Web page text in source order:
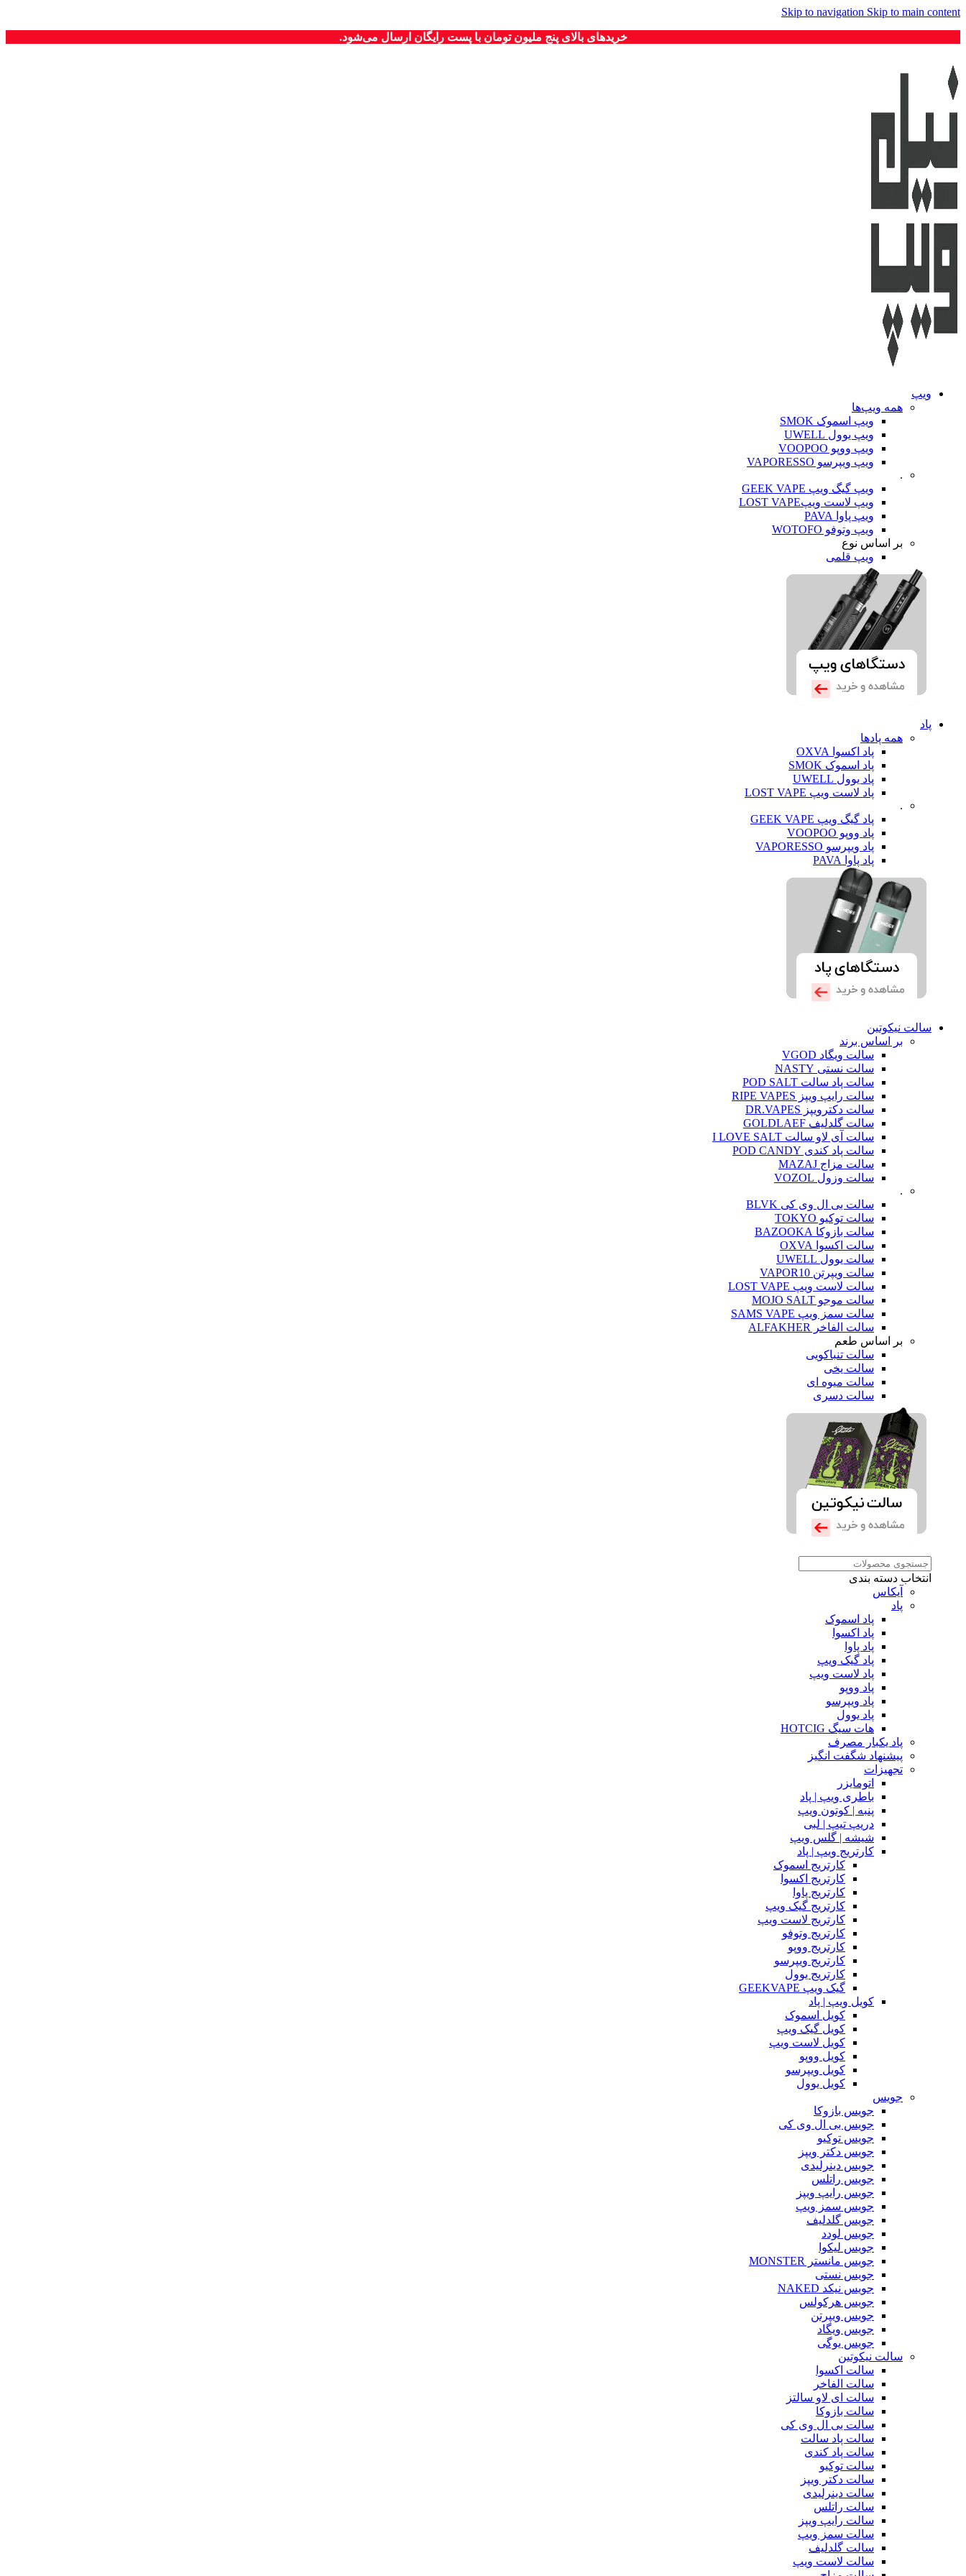
Skip to navigation Skip to main content
خریدهای بالای پنج ملیون تومان با پست رایگان ارسال می‌شود.
ویپ‌
همه ویپ‌ها
ویپ اسموک SMOK
ویپ یوول UWELL
ویپ ووپو VOOPOO
ویپ ویپرسو VAPORESSO
.
ویپ گیگ ویپ GEEK VAPE
ویپ لاست ویپLOST VAPE
ویپ پاوا PAVA
ویپ وتوفو WOTOFO
بر اساس نوع
ویپ قلمی
پاد
همه پادها
پاد اکسوا OXVA
پاد اسموک SMOK
پاد یوول UWELL
پاد لاست ویپ LOST VAPE
.
پاد گیگ ویپ GEEK VAPE
پاد ووپو VOOPOO
پاد ویپرسو VAPORESSO
پاد پاوا PAVA
سالت نیکوتین
بر اساس برند
سالت ویگاد VGOD
سالت نستی NASTY
سالت پاد سالت POD SALT
سالت رایپ ویپز RIPE VAPES
سالت دکترویپز DR.VAPES
سالت گلدلیف GOLDLAEF
سالت آی لاو سالت I LOVE SALT
سالت پاد کندی POD CANDY
سالت مزاج MAZAJ
سالت وزول VOZOL
.
سالت بی ال وی کی BLVK
سالت توکیو TOKYO
سالت بازوکا BAZOOKA
سالت اکسوا OXVA
سالت یوول UWELL
سالت ویپرتن VAPOR10
سالت لاست ویپ LOST VAPE
سالت موجو MOJO SALT
سالت سمز ویپ SAMS VAPE
سالت الفاخر ALFAKHER
بر اساس طعم
سالت تنباکویی
سالت یخی
سالت میوه ای
سالت دسری
انتخاب دسته بندی
آیکاس
پاد
پاد اسموک
پاد اکسوا
پاد پاوا
پاد گیک ویپ
پاد لاست ویپ
پاد ووپو
پاد ویپرسو
پاد یوول
هات سیگ HOTCIG
پاد یکبار مصرف
پیشنهاد شگفت انگیز
تجهیزات
اتومایزر
باطری ویپ | پاد
پنبه | کوتون ویپ
دریپ تیپ | لبی
شیشه | گلس ویپ
کارتریج ویپ | پاد
کارتریج اسموک
کارتریج اکسوا
کارتریج پاوا
کارتریج گیک ویپ
کارتریج لاست ویپ
کارتریج وتوفو
کارتریج ووپو
کارتریج ویپرسو
کارتریج یوول
گیک ویپ GEEKVAPE
کویل ویپ | پاد
کویل اسموک
کویل گیک ویپ
کویل لاست ویپ
کویل ووپو
کویل ویپرسو
کویل یوول
جویس‌
جویس بازوکا
جویس بی ال وی کی
جویس توکیو
جویس دکتر ویپز
جویس دینرلیدی
جویس راتلس
جویس رایپ ویپز
جویس سمز ویپ
جویس گلدلیف
جویس لودد
جویس لیکوا
جویس مانستر MONSTER
جویس نستی
جویس نیکد NAKED
جویس هرکولس
جویس ویپرتن
جویس ویگاد
جویس یوگی
سالت نیکوتین
سالت اکسوا
سالت الفاخر
سالت ای لاو سالتز
سالت بازوکا
سالت بی ال وی کی
سالت پاد سالت
سالت پاد کندی
سالت توکیو
سالت دکتر ویپز
سالت دینرلیدی
سالت راتلس
سالت رایپ ویپز
سالت سمز ویپ
سالت گلدلیف
سالت لاست ویپ